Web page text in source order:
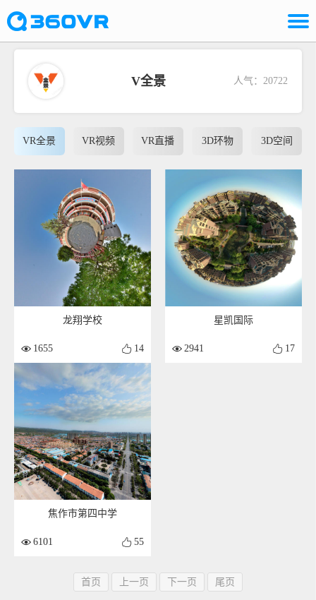
V全景 人气：20722
VR全景 VR视频 VR直播 3D环物 3D空间
龙翔学校
1655 14
星凯国际
2941 17
焦作市第四中学
6101 55
首页 上一页 下一页 尾页